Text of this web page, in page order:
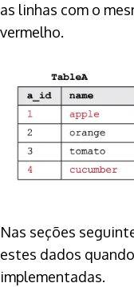
as linhas com o
vermelho.
Nas seções
estes dados
implementadas.